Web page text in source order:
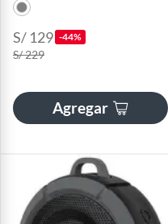
S/ 129 -44%
S/ 229
Agregar